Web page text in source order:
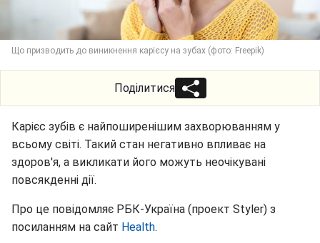
Що призводить до виникнення карієсу на зубах (фото: Freepik)
Поділитися
Карієс зубів є найпоширенішим захворюванням у
всьому світі. Такий стан негативно впливає на
здоров'я, а викликати його можуть неочікувані
повсякденні дії.
Про це повідомляє РБК-Україна (проект Styler) з
посиланням на сайт Health.